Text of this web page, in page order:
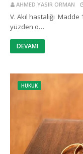
AHMED YASIR ORMAN
V. Akıl hastalığı
yüzden o…
DEVAMI
HUKUK